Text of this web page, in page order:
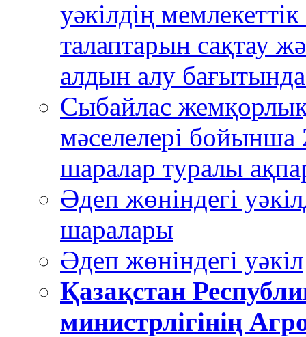
уәкілдің
талаптарын сақтау
алдын алу
Сыбайлас жемқорлық
мәселелері
шаралар туралы
Әдеп жөніндегі
шаралары
Әдеп жөніндегі уәкіл
Қазақстан
министрлігінің